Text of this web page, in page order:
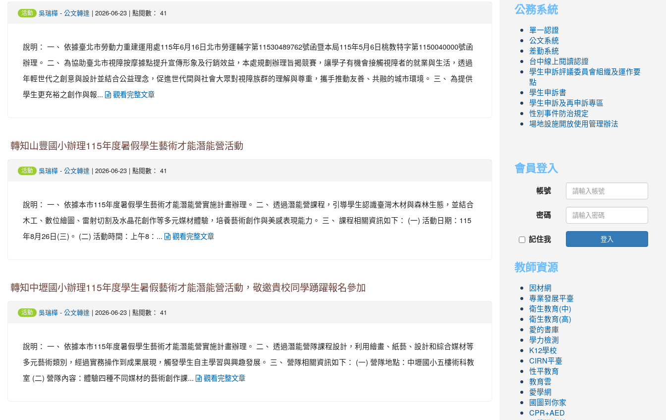
活動 吳瑞樺 - 公文轉達 | 2026-06-23 | 點閱數： 41
說明： 一、 依據臺北市勞動力重建運用處115年6月16日北市勞運輔字第11530489762號函暨本局115年5月6日桃教特字第1150040000號函
辦理。 二、 為協助臺北市視障按摩據點提升宣傳形象及行銷效益，本處規劃辦理旨揭競賽，讓學子有機會接觸視障者的就業與生活，透過
年輕世代之創意與設計並結合公益理念，促進世代間與社會大眾對視障族群的理解與尊重，攜手推動友善、共融的城市環境。 三、 為提供
學生更充裕之創作與報...
觀看完整文章
轉知山豐國小辦理115年度暑假學生藝術才能潛能營活動
活動 吳瑞樺 - 公文轉達 | 2026-06-23 | 點閱數： 41
說明： 一、 依據本市115年度暑假學生藝術才能潛能營實施計畫辦理。 二、 透過潛能營課程，引導學生認識臺灣木材與森林生態，並結合
木工、數位繪圖、雷射切割及水晶花創作等多元媒材體驗，培養藝術創作與美感表現能力。 三、 課程相關資訊如下： (一) 活動日期：115
年8月26日(三)。 (二) 活動時間：上午8：...
觀看完整文章
轉知中壢國小辦理115年度學生暑假藝術才能潛能營活動，敬邀貴校同學踴躍報名參加
活動 吳瑞樺 - 公文轉達 | 2026-06-23 | 點閱數： 41
說明： 一、 依據本市115年度暑假學生藝術才能潛能營實施計畫辦理。 二、 透過潛能營隊課程設計，利用繪畫、紙藝、設計和綜合媒材等
多元藝術類別，經過實務操作到成果展現，觸發學生自主學習與興趣發展。 三、 營隊相關資訊如下： (一) 營隊地點：中壢國小五樓術科教
室 (二) 營隊內容：體驗四種不同媒材的藝術創作課...
觀看完整文章
公務系統
單一認證
公文系統
差勤系統
台中線上閱讀認證
學生申訴評議委員會組織及運作要
點
學生申訴書
學生申訴及再申訴專區
性別事件防治規定
場地設施開放使用管理辦法
會員登入
帳號
密碼
記住我 登入
教師資源
因材網
專業發展平臺
衛生教育(中)
衛生教育(高)
愛的書庫
學力檢測
K12學校
CIRN平臺
性平教育
教育雲
愛學網
國圖到你家
CPR+AED